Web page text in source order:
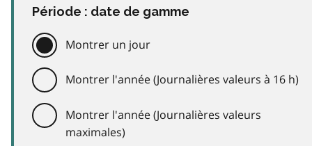
Période : date de gamme
Montrer un jour
Montrer l'année (Journalières valeurs à 16 h)
Montrer l'année (Journalières valeurs
maximales)